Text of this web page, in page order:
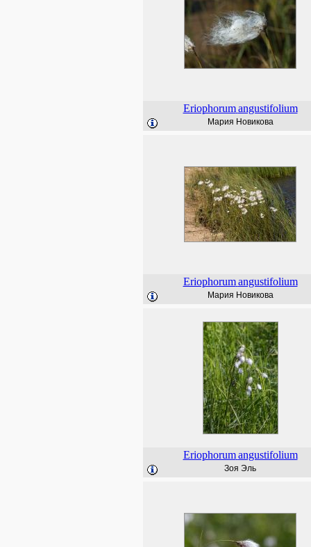
Eriophorum angustifolium
Мария Новикова
Eriophorum angustifolium
Мария Новикова
Eriophorum angustifolium
Зоя Эль